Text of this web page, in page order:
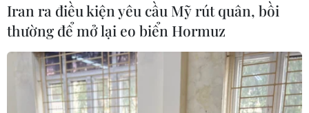
Iran ra điều kiện yêu cầu Mỹ rút quân, bồi
thường để mở lại eo biển Hormuz